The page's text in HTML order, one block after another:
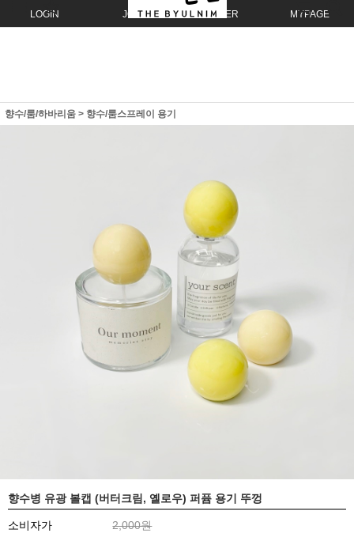
LOGIN JOIN ORDER MYPAGE
향수/룸/하바리움 > 향수/룸스프레이 용기
향수병 유광 볼캡 (버터크림, 옐로우) 퍼퓸 용기 뚜껑
소비자가
2,000원